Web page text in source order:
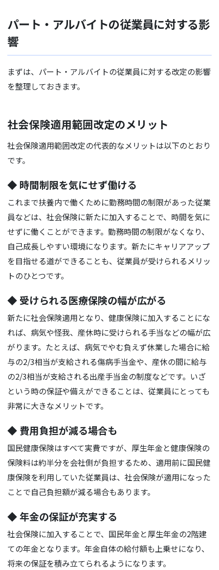
パート・アルバイトの従業員に対する影
響
まずは、パート・アルバイトの従業員に対する改定の影響
を整理しておきます。
社会保険適用範囲改定のメリット
社会保険適用範囲改定の代表的なメリットは以下のとおり
です。
◆ 時間制限を気にせず働ける
これまで扶養内で働くために勤務時間の制限があった従業
員などは、社会保険に新たに加入することで、時間を気に
せずに働くことができます。勤務時間の制限がなくなり、
自己成長しやすい環境になります。新たにキャリアアップ
を目指せる道ができることも、従業員が受けられるメリッ
トのひとつです。
◆ 受けられる医療保険の幅が広がる
新たに社会保険適用となり、健康保険に加入することにな
れば、病気や怪我、産休時に受けられる手当などの幅が広
がります。たとえば、病気でやむ負えず休業した場合に給
与の2/3相当が支給される傷病手当金や、産休の間に給与
の2/3相当が支給される出産手当金の制度などです。いざ
という時の保証や備えができることは、従業員にとっても
非常に大きなメリットです。
◆ 費用負担が減る場合も
国民健康保険はすべて実費ですが、厚生年金と健康保険の
保険料は約半分を会社側が負担するため、適用前に国民健
康保険を利用していた従業員は、社会保険が適用になった
ことで自己負担額が減る場合もあります。
◆ 年金の保証が充実する
社会保険に加入することで、国民年金と厚生年金の2階建
ての年金となります。年金自体の給付額も上乗せになり、
将来の保証を積み立てられるようになります。